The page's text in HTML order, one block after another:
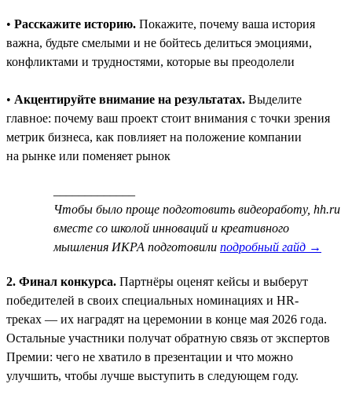
• Расскажите историю. Покажите, почему ваша история
важна, будьте смелыми и не бойтесь делиться эмоциями,
конфликтами и трудностями, которые вы преодолели
• Акцентируйте внимание на результатах. Выделите
главное: почему ваш проект стоит внимания с точки зрения
метрик бизнеса, как повлияет на положение компании
на рынке или поменяет рынок
Чтобы было проще подготовить видеоработу, hh.ru
вместе со школой инноваций и креативного
мышления ИКРА подготовили подробный гайд →
2. Финал конкурса. Партнёры оценят кейсы и выберут
победителей в своих специальных номинациях и HR-
треках — их наградят на церемонии в конце мая 2026 года.
Остальные участники получат обратную связь от экспертов
Премии: чего не хватило в презентации и что можно
улучшить, чтобы лучше выступить в следующем году.